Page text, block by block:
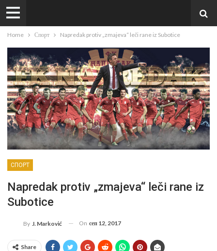
Home Спорт Napredak protiv „zmajeva“ leči rane iz Subotice
СПОРТ
Napredak protiv „zmajeva“ leči rane iz
Subotice
By J. Marković On сеп 12, 2017
Share